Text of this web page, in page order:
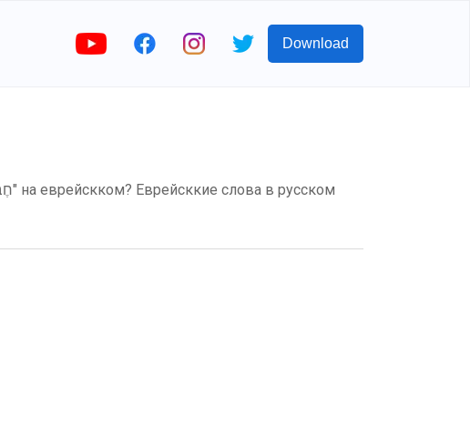
Download